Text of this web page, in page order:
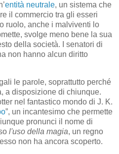
entità neutrale, un sistema che
il commercio tra gli esseri
ruolo, anche i malviventi lo
svolge meno bene la sua
della società. I senatori di
non hanno alcun diritto
le parole, soprattutto perché
a disposizione di chiunque.
nel fantastico mondo di J. K.
”, un incantesimo che permette
pronunci il nome di
l'uso della magia, un regno
non ha ancora scoperto.